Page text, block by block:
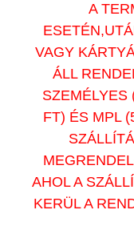
A
VAGY
ÁLL
SZEMÉLYES
FT) ÉS MPL
AHOL A
KERÜL A